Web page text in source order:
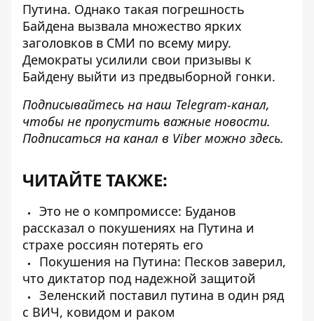
Путина. Однако такая погрешность
Байдена вызвала множество ярких
заголовков в СМИ по всему миру.
Демократы усилили свои призывы к
Байдену выйти из предвыборной гонки.
Подписывайтесь на наш Telegram-канал,
чтобы не пропустить важные новости.
Подписаться на канал в Viber можно здесь.
ЧИТАЙТЕ ТАКЖЕ:
Это не о компромиссе: Буданов
рассказал о покушениях на Путина и
страхе россиян потерять его
Покушения на Путина: Песков заверил,
что диктатор под надежной защитой
Зеленский поставил путина в один ряд
с ВИЧ, ковидом и раком